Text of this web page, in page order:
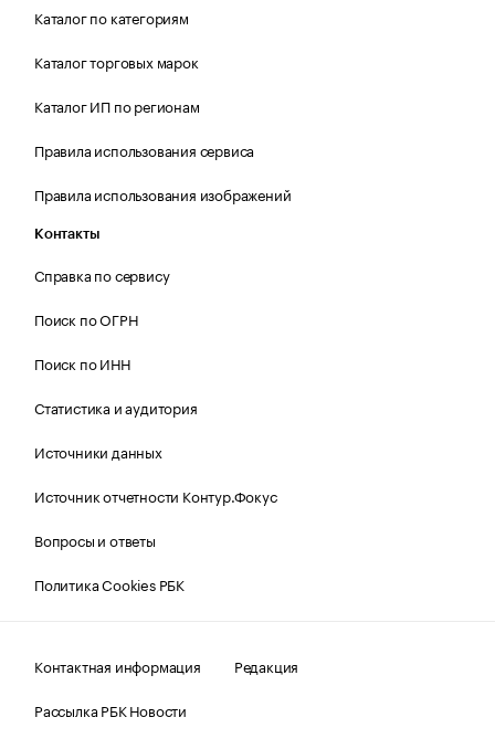
Каталог по категориям
Каталог торговых марок
Каталог ИП по регионам
Правила использования сервиса
Правила использования изображений
Контакты
Справка по сервису
Поиск по ОГРН
Поиск по ИНН
Статистика и аудитория
Источники данных
Источник отчетности Контур.Фокус
Вопросы и ответы
Политика Cookies РБК
Контактная информация
Редакция
Рассылка РБК Новости